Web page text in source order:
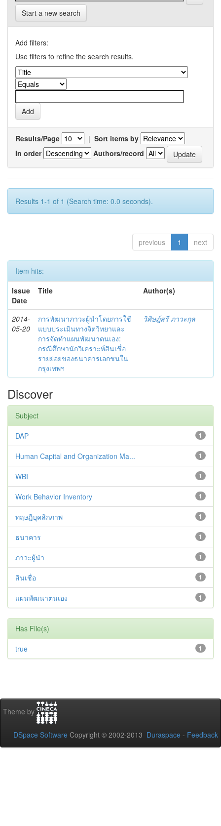
Start a new search
Add filters:
Use filters to refine the search results.
Results/Page | Sort items by
In order
Authors/record
Results 1-1 of 1 (Search time: 0.0 seconds).
previous 1 next
Item hits:
Issue
Date
Title Author(s)
2014-
05-20
การพัฒนาภาวะผู้นำโดยการใช้
แบบประเมินทางจิตวิทยาและ
การจัดทำแผนพัฒนาตนเอง:
กรณีศึกษานักวิเคราะห์สินเชื่อ
รายย่อยของธนาคารเอกชนใน
กรุงเทพฯ
วิศิษฎ์สรี ภาวะกุล
Discover
Subject
1
DAP
1
Human Capital and Organization Ma...
1
WBI
1
Work Behavior Inventory
1
ทฤษฎีบุคลิกภาพ
1
ธนาคาร
1
ภาวะผู้นำ
1
สินเชื่อ
1
แผนพัฒนาตนเอง
Has File(s)
1
true
Theme by
DSpace Software Copyright © 2002-2013 Duraspace - Feedback